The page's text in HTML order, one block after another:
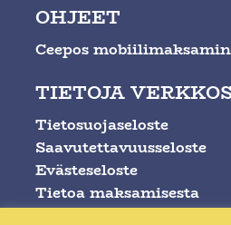
OHJEET
Ceepos
TIETOJA
Tietosuojaseloste
Saavutettavuusseloste
Evästeseloste
Tietoa maksamisesta